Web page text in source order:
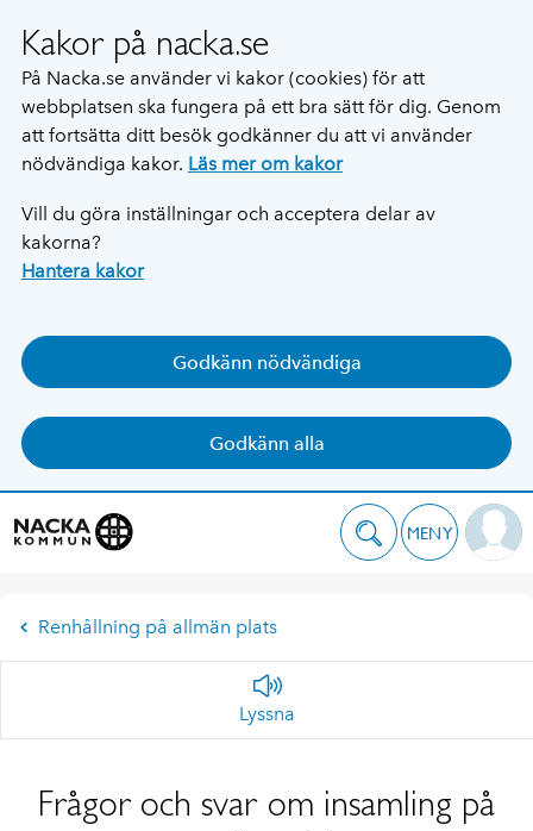
Kakor på nacka.se
På Nacka.se använder vi kakor (cookies) för att
webbplatsen ska fungera på ett bra sätt för dig. Genom
att fortsätta ditt besök godkänner du att vi använder
nödvändiga kakor. Läs mer om kakor
Vill du göra inställningar och acceptera delar av
kakorna?
Hantera kakor
Godkänn nödvändiga
Godkänn alla
MENY
Renhållning på allmän plats
Lyssna
Frågor och svar om insamling på